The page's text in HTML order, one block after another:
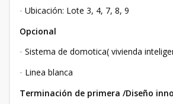
· Ubicación: Lote 3, 4, 7, 8, 9
Opcional
· Sistema de domotica( vivienda
· Linea blanca
Terminación de primera /Diseño